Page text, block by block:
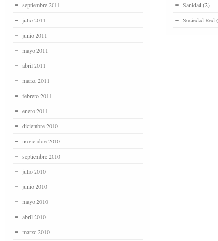
septiembre 2011
julio 2011
junio 2011
mayo 2011
abril 2011
marzo 2011
febrero 2011
enero 2011
diciembre 2010
noviembre 2010
septiembre 2010
julio 2010
junio 2010
mayo 2010
abril 2010
marzo 2010
Sanidad (2)
Sociedad Red